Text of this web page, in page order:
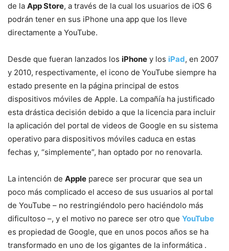
de la App Store, a través de la cual los usuarios de iOS 6
podrán tener en sus iPhone una app que los lleve
directamente a YouTube.
Desde que fueran lanzados los iPhone y los iPad, en 2007
y 2010, respectivamente, el icono de YouTube siempre ha
estado presente en la página principal de estos
dispositivos móviles de Apple. La compañía ha justificado
esta drástica decisión debido a que la licencia para incluir
la aplicación del portal de videos de Google en su sistema
operativo para dispositivos móviles caduca en estas
fechas y, “simplemente”, han optado por no renovarla.
La intención de Apple parece ser procurar que sea un
poco más complicado el acceso de sus usuarios al portal
de YouTube – no restringiéndolo pero haciéndolo más
dificultoso –, y el motivo no parece ser otro que YouTube
es propiedad de Google, que en unos pocos años se ha
transformado en uno de los gigantes de la informática .